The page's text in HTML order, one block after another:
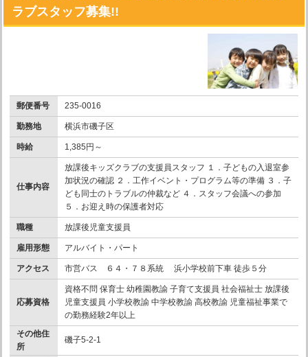
ラブスタッフ募集!!
郵便番号 235-0016
勤務地 横浜市磯子区
時給 1,385円～
仕事内容
放課後キッズクラブの支援員スタッフ １．子どもの入退室参
加状況の確認 ２．工作イベント・プログラム等の準備 ３．子
ども同士のトラブルの仲裁など ４．スタッフ会議への参加
５．お迎え時の保護者対応
職種 放課後児童支援員
雇用形態 アルバイト・パート
アクセス 市営バス ６４・７８系統 浜小学校前下車 徒歩５分
応募資格
資格不問 保育士 幼稚園教諭 子育て支援員 社会福祉士 放課後
児童支援員 小学校教諭 中学校教諭 高校教諭 児童福祉事業で
の勤務経験2年以上
その他住
所
磯子5-2-1